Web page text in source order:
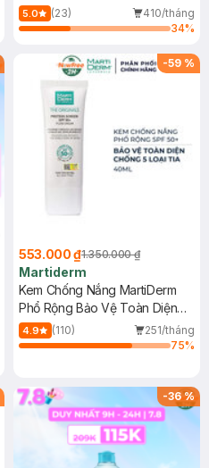
(Mới)
5.0 (23)
410/tháng
34%
-59 %
553.000 ₫1.350.000 ₫
Martiderm
Kem Chống Nắng MartiDerm
Phổ Rộng Bảo Vệ Toàn Diện
40ml
4.9 (110)
251/tháng
75%
-36%